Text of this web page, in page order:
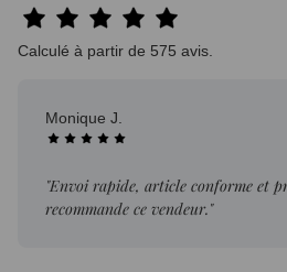
Calculé à partir de 575 avis.
Monique J.
"Envoi rapide, article conforme et
recommande ce vendeur."